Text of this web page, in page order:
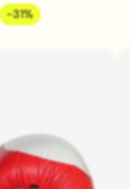
-31%